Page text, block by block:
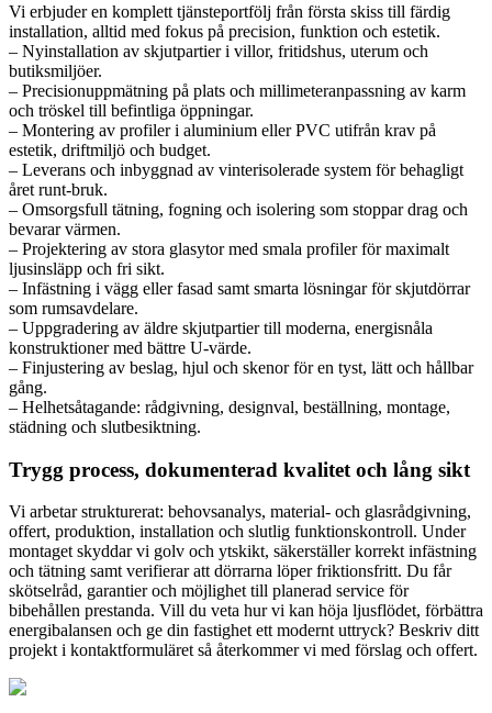
Vi erbjuder en komplett tjänsteportfölj från första skiss till färdig
installation, alltid med fokus på precision, funktion och estetik.
– Nyinstallation av skjutpartier i villor, fritidshus, uterum och
butiksmiljöer.
– Precisionuppmätning på plats och millimeteranpassning av karm
och tröskel till befintliga öppningar.
– Montering av profiler i aluminium eller PVC utifrån krav på
estetik, driftmiljö och budget.
– Leverans och inbyggnad av vinterisolerade system för behagligt
året runt-bruk.
– Omsorgsfull tätning, fogning och isolering som stoppar drag och
bevarar värmen.
– Projektering av stora glasytor med smala profiler för maximalt
ljusinsläpp och fri sikt.
– Infästning i vägg eller fasad samt smarta lösningar för skjutdörrar
som rumsavdelare.
– Uppgradering av äldre skjutpartier till moderna, energisnåla
konstruktioner med bättre U-värde.
– Finjustering av beslag, hjul och skenor för en tyst, lätt och hållbar
gång.
– Helhetsåtagande: rådgivning, designval, beställning, montage,
städning och slutbesiktning.
Trygg process, dokumenterad kvalitet och lång sikt
Vi arbetar strukturerat: behovsanalys, material- och glasrådgivning,
offert, produktion, installation och slutlig funktionskontroll. Under
montaget skyddar vi golv och ytskikt, säkerställer korrekt infästning
och tätning samt verifierar att dörrarna löper friktionsfritt. Du får
skötselråd, garantier och möjlighet till planerad service för
bibehållen prestanda. Vill du veta hur vi kan höja ljusflödet, förbättra
energibalansen och ge din fastighet ett modernt uttryck? Beskriv ditt
projekt i kontaktformuläret så återkommer vi med förslag och offert.